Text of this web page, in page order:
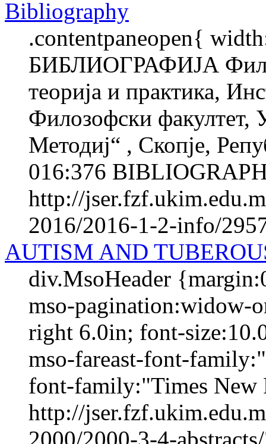
Bibliography
.contentpaneopen{
БИБЛИОГРАФИЈА
теорија и практика,
Филозофски факултет,
Методиј“ , Скопје,
016:376
http://
2016/2016-1-2-info/
AUTISM AND
div.MsoHeader
mso-pagination:widow-
right 6.0in; font-
mso-fareast-font-
font-family:"Times New
http://
2000/2000-3-4-